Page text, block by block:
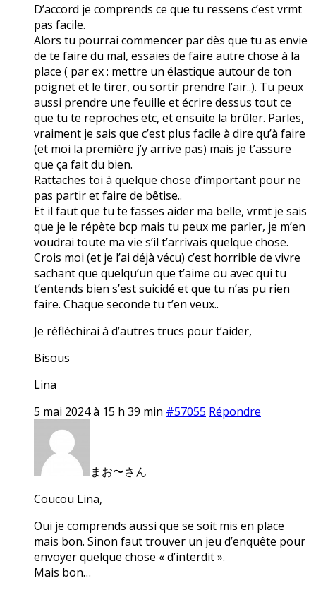
D’accord je comprends ce que tu ressens c’est vrmt
pas facile.
Alors tu pourrai commencer par dès que tu as envie
de te faire du mal, essaies de faire autre chose à la
place ( par ex : mettre un élastique autour de ton
poignet et le tirer, ou sortir prendre l’air..). Tu peux
aussi prendre une feuille et écrire dessus tout ce
que tu te reproches etc, et ensuite la brûler. Parles,
vraiment je sais que c’est plus facile à dire qu’à faire
(et moi la première j’y arrive pas) mais je t’assure
que ça fait du bien.
Rattaches toi à quelque chose d’important pour ne
pas partir et faire de bêtise..
Et il faut que tu te fasses aider ma belle, vrmt je sais
que je le répète bcp mais tu peux me parler, je m’en
voudrai toute ma vie s’il t’arrivais quelque chose.
Crois moi (et je l’ai déjà vécu) c’est horrible de vivre
sachant que quelqu’un que t’aime ou avec qui tu
t’entends bien s’est suicidé et que tu n’as pu rien
faire. Chaque seconde tu t’en veux..
Je réfléchirai à d’autres trucs pour t’aider,
Bisous
Lina
5 mai 2024 à 15 h 39 min #57055 Répondre
まお〜さん
Coucou Lina,
Oui je comprends aussi que se soit mis en place
mais bon. Sinon faut trouver un jeu d’enquête pour
envoyer quelque chose « d’interdit ».
Mais bon…